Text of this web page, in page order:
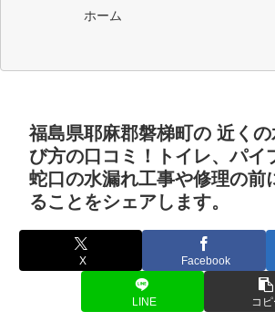
ホーム
福島県耶麻郡磐梯町の 近く
び方の口コミ！トイレ、パイ
蛇口の水漏れ工事や修理の前
ることをシェアします。
X Facebook
LINE コピ